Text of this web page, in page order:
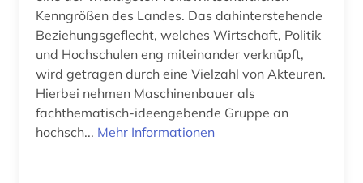
Kenngrößen des Landes. Das dahinterstehende
Beziehungsgeflecht, welches Wirtschaft, Politik
und Hochschulen eng miteinander verknüpft,
wird getragen durch eine Vielzahl von Akteuren.
Hierbei nehmen Maschinenbauer als
fachthematisch-ideengebende Gruppe an
hochsch... Mehr Informationen